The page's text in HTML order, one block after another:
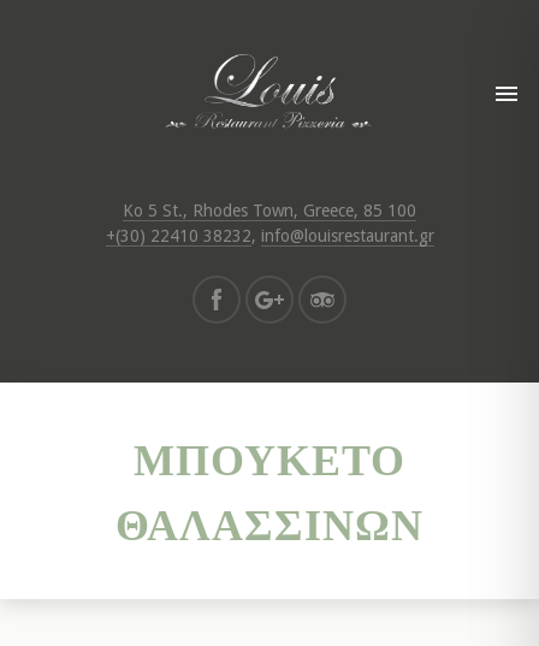
Ko 5 St., Rhodes Town, Greece, 85 100
+(30) 22410 38232, info@louisrestaurant.gr
ΜΠΟΥΚΈΤΟ
ΘΑΛΑΣΣΙΝΏΝ